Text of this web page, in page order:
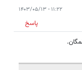
۱۱:۲۲ - ۱۴۰۳/۰۵/۱۳
پاسخ